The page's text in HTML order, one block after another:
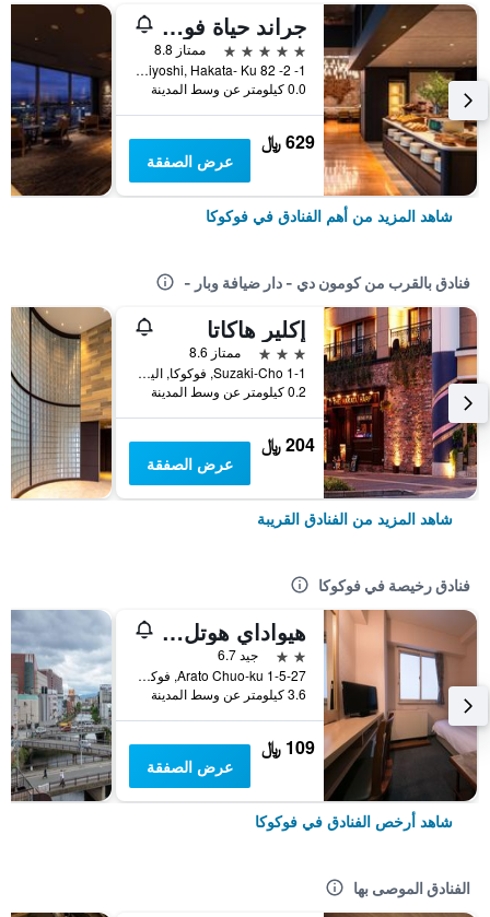
جراند حياة فوكوكا
5 نجوم
ممتاز 8.8
1- 2- 82 Sumiyoshi, Hakata- Ku, فوكوكا, اليابان
0.0 كيلومتر عن وسط المدينة
629 ﷼
عرض الصفقة
شاهد المزيد من أهم الفنادق في فوكوكا
فنادق بالقرب من كومون دي - دار ضيافة وبار -
إكلير هاكاتا
3 نجوم
ممتاز 8.6
1-1 Suzaki-Cho, فوكوكا, اليابان
0.2 كيلومتر عن وسط المدينة
204 ﷼
عرض الصفقة
شاهد المزيد من الفنادق القريبة
فنادق رخيصة في فوكوكا
هيواداي هوتل أراتو
2 نجمتين
جيد 6.7
1-5-27 Arato Chuo-ku, فوكوكا, اليابان
3.6 كيلومتر عن وسط المدينة
109 ﷼
عرض الصفقة
شاهد أرخص الفنادق في فوكوكا
الفنادق الموصى بها